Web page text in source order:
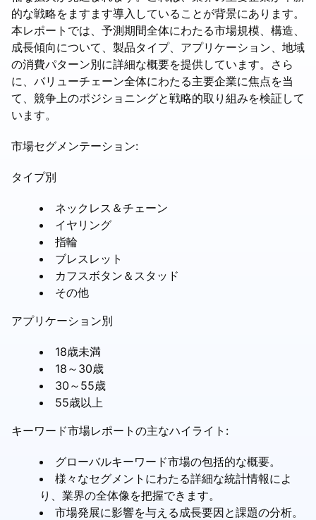
的な戦略をますます導入していることが背景にあります。
本レポートでは、予測期間全体にわたる市場規模、構造、
成長傾向について、製品タイプ、アプリケーション、地域
の消費パターン別に詳細な概要を提供しています。さら
に、バリューチェーン全体にわたる主要企業に焦点を当
て、競争上のポジショニングと戦略的取り組みを検証して
います。
市場セグメンテーション:
タイプ別
ネックレス＆チェーン
イヤリング
指輪
ブレスレット
カフスボタン＆スタッド
その他
アプリケーション別
18歳未満
18～30歳
30～55歳
55歳以上
キーワード市場レポートの主なハイライト:
グローバルキーワード市場の包括的な概要。
様々なセグメントにわたる詳細な統計情報によ
り、業界の全体像を把握できます。
市場発展に影響を与える成長要因と課題の分析。